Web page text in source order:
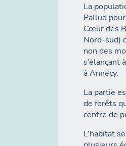
La
Pallud pour point de
Cœur des
Nord-sud) des D3 et D 253 qui
non des
s’élançant
à Annecy.
La partie
de forêts
centre de
L’habitat